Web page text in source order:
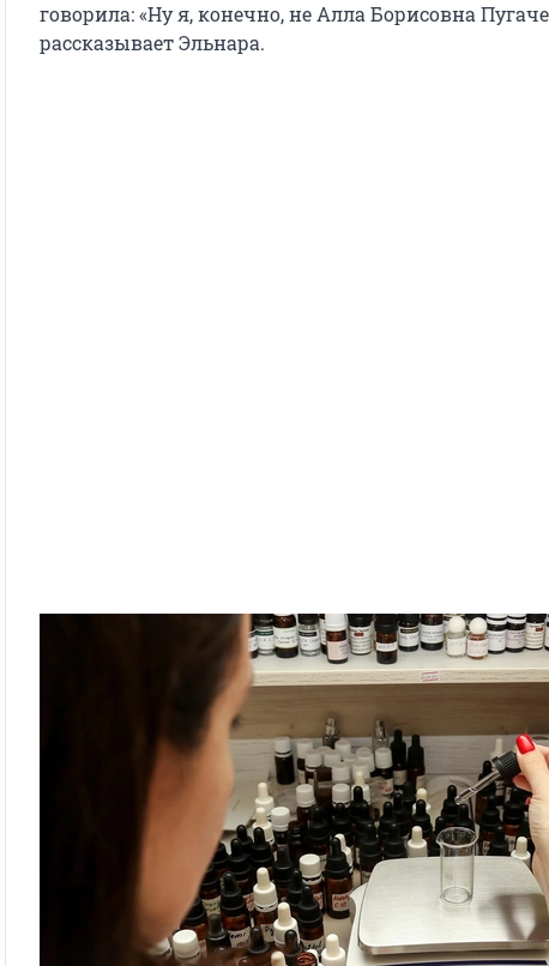
говорила: «Ну я, конечно, не Алла Борисовна
рассказывает Эльнара.